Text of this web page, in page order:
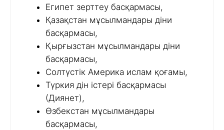
Египет зерттеу басқармасы,
Қазақстан мұсылмандары діни
басқармасы,
Қырғызстан мұсылмандары діни
басқармасы,
Солтүстік Америка ислам қоғамы,
Түркия дін істері басқармасы
(Диянет),
Өзбекстан мұсылмандары
басқармасы,